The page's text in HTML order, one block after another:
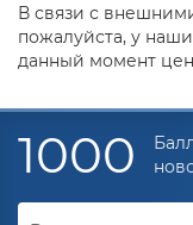
В связи с
пожалуйста, у
данный момент
1000